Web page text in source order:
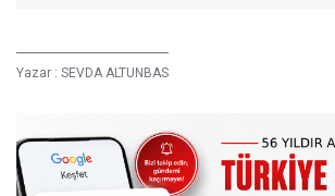
Yazar : SEVDA ALTUNBAS